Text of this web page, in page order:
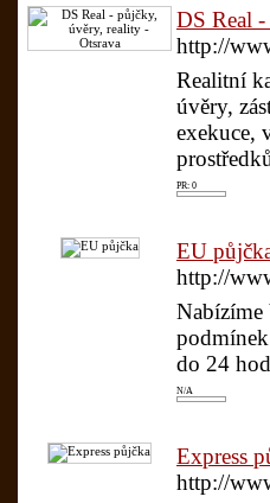
DS Real
http://
Realitní
úvěry,
exekuce,
PR: 0
EU
http://
do 24
N/A
Express
http://